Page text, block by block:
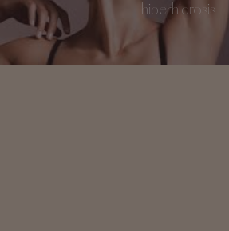
hiperhidrosis